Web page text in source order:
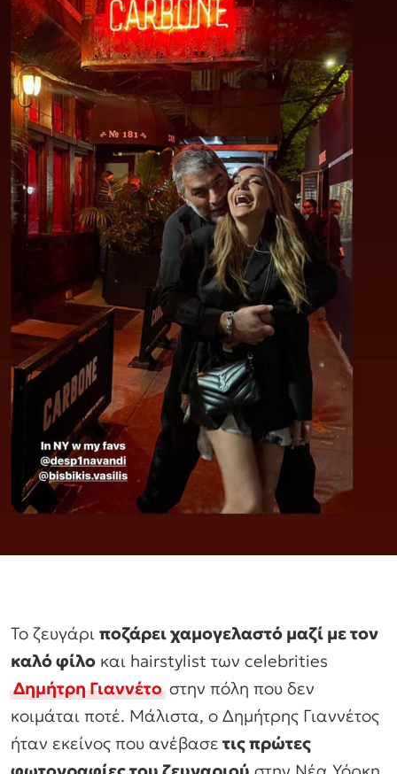
Το ζευγάρι ποζάρει χαμογελαστό μαζί με τον
καλό φίλο και hairstylist των celebrities
Δημήτρη Γιαννέτοστην πόλη που δεν
κοιμάται ποτέ. Μάλιστα, ο Δημήτρης Γιαννέτος
ήταν εκείνος που ανέβασε τις πρώτες